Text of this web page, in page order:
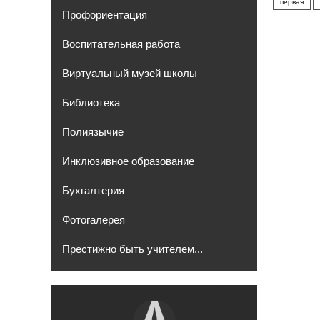
Профориентация
Воспитательная работа
Виртуальный музей школы
Библиотека
Полиязычие
Инклюзивное образование
Бухгалтерия
Фотогалерея
Престижно быть учителем...
первая